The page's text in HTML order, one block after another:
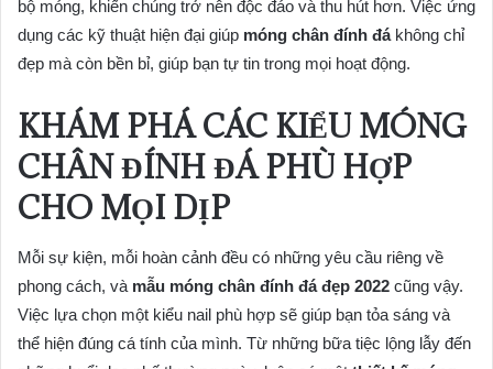
bộ móng, khiến chúng trở nên độc đáo và thu hút hơn. Việc ứng
dụng các kỹ thuật hiện đại giúp móng chân đính đákhông chỉ
đẹp mà còn bền bỉ, giúp bạn tự tin trong mọi hoạt động.
KHÁM PHÁ CÁC KIỂU MÓNG
CHÂN ĐÍNH ĐÁ PHÙ HỢP
CHO MỌI DỊP
Mỗi sự kiện, mỗi hoàn cảnh đều có những yêu cầu riêng về
phong cách, và mẫu móng chân đính đá đẹp 2022 cũng vậy.
Việc lựa chọn một kiểu nail phù hợp sẽ giúp bạn tỏa sáng và
thể hiện đúng cá tính của mình. Từ những bữa tiệc lộng lẫy đến